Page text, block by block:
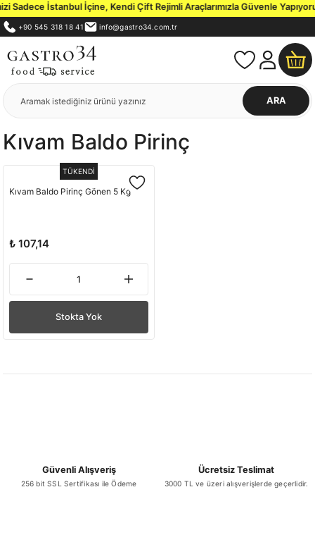
Sadece İstanbul İçine, Kendi Çift Rejimli Araçlarımızla Güvenle
+90 545 318 18 41 info@gastro34.com.tr
ARA
Kıvam Baldo Pirinç
TÜKENDİ
Kıvam Baldo Pirinç Gönen 5 Kg
₺ 107,14
Stokta Yok
Güvenli Alışveriş
256 bit SSL Sertifikası ile Ödeme
Ücretsiz Teslimat
3000 TL ve üzeri alışverişlerde geçerlidir.